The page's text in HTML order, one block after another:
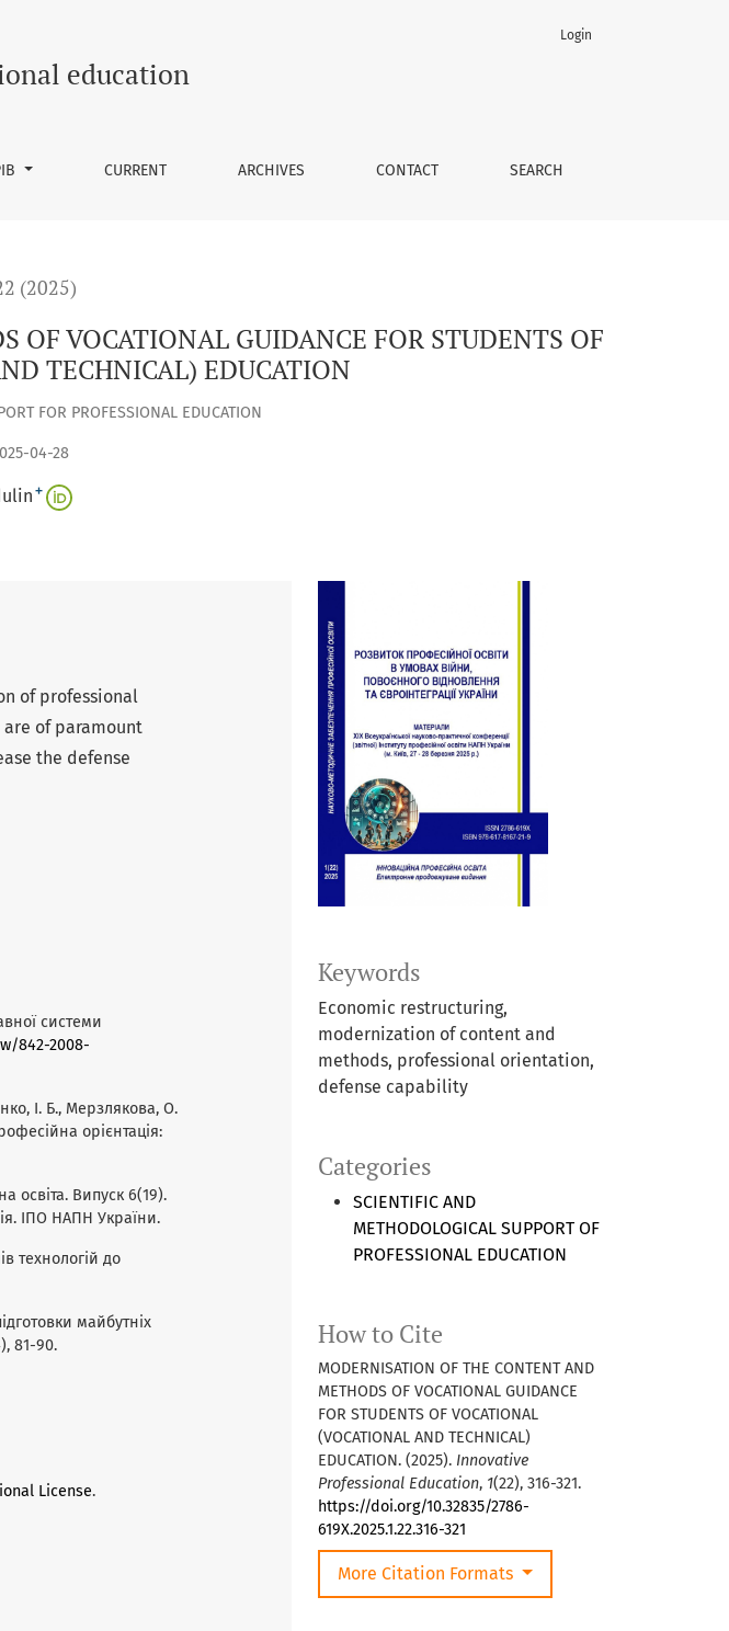
STUDENTS OF VOCATIONAL (VOCATIONAL AND TECHNICAL) EDUCATION
education
CURRENT ARCHIVES CONTACT SEARCH
Login
(2025)
VOCATIONAL GUIDANCE FOR STUDENTS OF
TECHNICAL) EDUCATION
FOR PROFESSIONAL EDUCATION
04-28
+
Keywords
Economic restructuring,
modernization of content and
methods, professional orientation,
defense capability
Categories
SCIENTIFIC AND
METHODOLOGICAL SUPPORT OF
PROFESSIONAL EDUCATION
How to Cite
MODERNISATION OF THE CONTENT AND
METHODS OF VOCATIONAL GUIDANCE
FOR STUDENTS OF VOCATIONAL
(VOCATIONAL AND TECHNICAL)
EDUCATION. (2025). Innovative
Professional Education, 1(22), 316-321.
https://doi.org/10.32835/2786-
619X.2025.1.22.316-321
More Citation Formats
of professional
of paramount
the defense
системи
842-2008-
І. Б., Мерзлякова, О.
орієнтація:
освіта. Випуск 6(19).
ІПО НАПН України.
технологій до
майбутніх
81-90.
License.